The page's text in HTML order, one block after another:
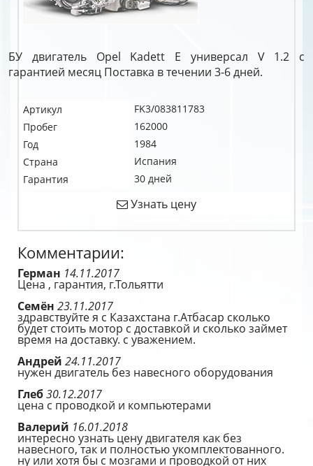
БУ двигатель Opel Kadett E универсал V 1.2 c
гарантией месяц Поставка в течении 3-6 дней.
Артикул
FK3/083811783
Пробег
162000
Год
1984
Страна
Испания
Гарантия
30 дней
Узнать цену
Комментарии:
Герман 14.11.2017
Цена , гарантия, г.Тольятти
Семён 23.11.2017
здравствуйте я с Казахстана г.Атбасар сколько
будет стоить мотор с доставкой и сколько займет
время на доставку. с уважением.
Андрей 24.11.2017
нужен двигатель без навесного оборудования
Глеб30.12.2017
цена с проводкой и компьютерами
Валерий 16.01.2018
интересно узнать цену двигателя как без
навесного, так и полностью укомплектованного.
ну или хотя бы с мозгами и проводкой от них